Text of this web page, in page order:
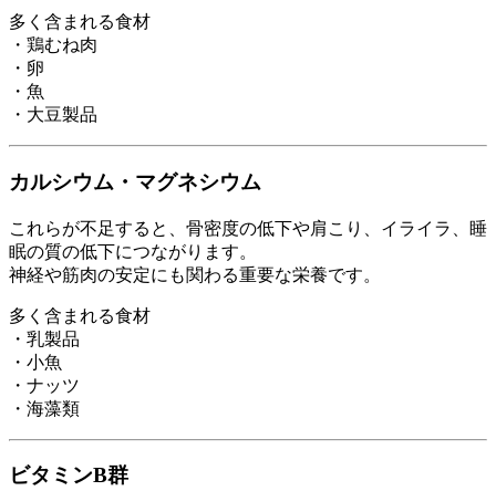
多く含まれる食材
・鶏むね肉
・卵
・魚
・大豆製品
カルシウム・マグネシウム
これらが不足すると、骨密度の低下や肩こり、イライラ、睡
眠の質の低下につながります。
神経や筋肉の安定にも関わる重要な栄養です。
多く含まれる食材
・乳製品
・小魚
・ナッツ
・海藻類
ビタミンB群